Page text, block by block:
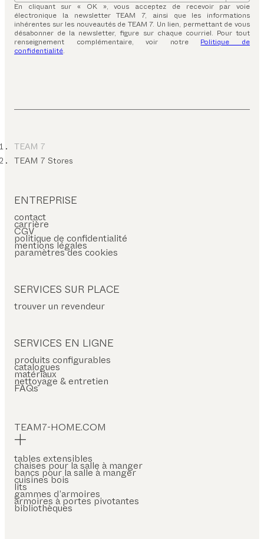
En cliquant sur « OK », vous acceptez de recevoir par voie
électronique la newsletter TEAM 7, ainsi que les informations
inhérentes sur les nouveautés de TEAM 7. Un lien, permettant de vous
désabonner de la newsletter, figure sur chaque courriel. Pour tout
renseignement complémentaire, voir notre Politique de
confidentialité.
TEAM 7
TEAM 7 Stores
ENTREPRISE
contact
carrière
CGV
politique de confidentialité
mentions légales
paramètres des cookies
SERVICES SUR PLACE
trouver un revendeur
SERVICES EN LIGNE
produits configurables
catalogues
matériaux
nettoyage & entretien
FAQs
TEAM7-HOME.COM
tables extensibles
chaises pour la salle à manger
bancs pour la salle à manger
cuisines bois
lits
gammes d’armoires
armoires à portes pivotantes
bibliothèques